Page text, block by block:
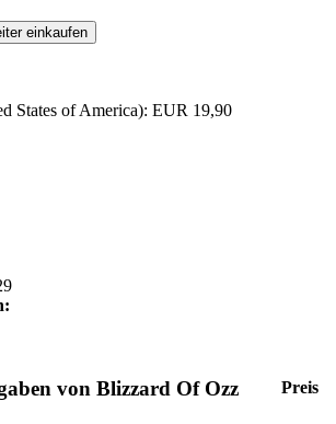
einkaufen
States of America): EUR 19,90
von Blizzard Of Ozz Preis